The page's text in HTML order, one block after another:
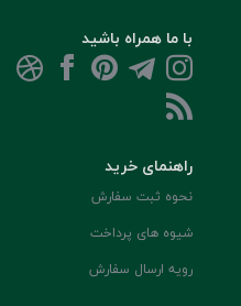
با ما همراه باشید
راهنمای خرید
نحوه ثبت سفارش
شیوه های پرداخت
رویه ارسال سفارش